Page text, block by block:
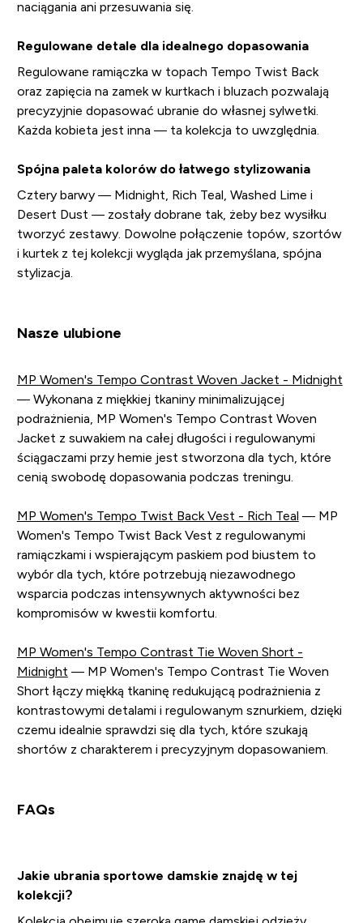
naciągania ani przesuwania się.
Regulowane detale dla idealnego dopasowania
Regulowane ramiączka w topach Tempo Twist Back
oraz zapięcia na zamek w kurtkach i bluzach pozwalają
precyzyjnie dopasować ubranie do własnej sylwetki.
Każda kobieta jest inna — ta kolekcja to uwzględnia.
Spójna paleta kolorów do łatwego stylizowania
Cztery barwy — Midnight, Rich Teal, Washed Lime i
Desert Dust — zostały dobrane tak, żeby bez wysiłku
tworzyć zestawy. Dowolne połączenie topów, szortów
i kurtek z tej kolekcji wygląda jak przemyślana, spójna
stylizacja.
Nasze ulubione
MP Women's Tempo Contrast Woven Jacket - Midnight
— Wykonana z miękkiej tkaniny minimalizującej
podrażnienia, MP Women's Tempo Contrast Woven
Jacket z suwakiem na całej długości i regulowanymi
ściągaczami przy hemie jest stworzona dla tych, które
cenią swobodę dopasowania podczas treningu.
MP Women's Tempo Twist Back Vest - Rich Teal — MP
Women's Tempo Twist Back Vest z regulowanymi
ramiączkami i wspierającym paskiem pod biustem to
wybór dla tych, które potrzebują niezawodnego
wsparcia podczas intensywnych aktywności bez
kompromisów w kwestii komfortu.
MP Women's Tempo Contrast Tie Woven Short -
Midnight — MP Women's Tempo Contrast Tie Woven
Short łączy miękką tkaninę redukującą podrażnienia z
kontrastowymi detalami i regulowanym sznurkiem, dzięki
czemu idealnie sprawdzi się dla tych, które szukają
shortów z charakterem i precyzyjnym dopasowaniem.
FAQs
Jakie ubrania sportowe damskie znajdę w tej
kolekcji?